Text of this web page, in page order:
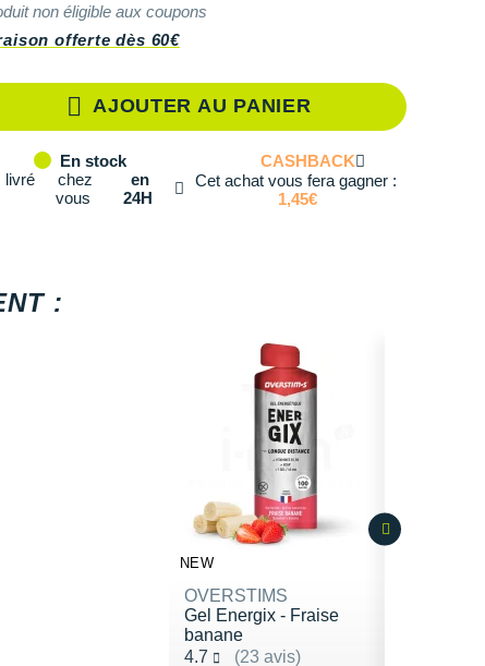
non éligible aux coupons
offerte dès 60€
AJOUTER AU PANIER
En stock
livré
chez
vous
en
24H
CASHBACK
Cet achat vous fera gagner :
1,45€
:
NEW
OVERSTIMS
Gel Energix - Fraise
banane
4.7
(23 avis)
Noté 4.7 sur 5